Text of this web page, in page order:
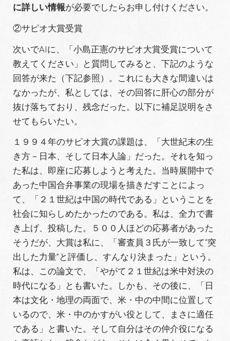
に詳しい情報が必要でしたらお申し付けください。
②サピオ大賞受賞
次いでAIに、「小島正憲のサピオ大賞受賞について
教えてください」と質問してみると、下記のような
回答が来た（下記参照）。これにも大きな間違いは
なかったが、私としては、その回答に肝心の部分が
抜け落ちており、残念だった。以下に補足説明をさ
せてもらいたい。
１９９４年のサピオ大賞の課題は、「大世紀末の生
き方－日本、そして日本人論」だった。それを知っ
た私は、即座に応募しようと考えた。当時展開中で
あった中国合弁事業の現場を描きだすことによっ
て、「２１世紀は中国の時代である」ということを
社会に知らしめたかったのである。私は、全力で書
き上げ、投稿した。５００人ほどの応募者があった
そうだが、大賞は私に、「審査員３氏が一致して“突
出した力量”と評価し、すんなり決まった」という。
私は、この論文で、「やがて２１世紀は米中対決の
時代になる」とも書いた。しかも、その後に、「日
本は文化・地理の両面で、米・中の中間に位置して
いるので、米・中のかすがい役として、まさに適任
である」と書いた。そして自分はその仲介役になる